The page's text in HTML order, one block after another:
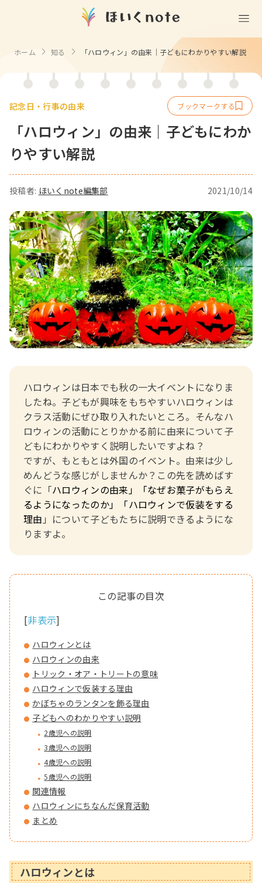
(無料)
戸外遊び・道具なし
ごっこ遊び・室内
自然遊び
隙間時間
伝承遊び
製作
折り紙
コミュニケーション
衛生
役立ち
資格・スキルアップ
童謡・唱歌
その他
挿絵
塗り絵
壁紙
おたより文例
月案
年間カリキュラム
園情報
Books
Goods
クリエイター
ホーム 知る 「ハロウィン」の由来｜子どもにわかりやすい解説
記念日・行事の由来
「ハロウィン」の由来｜子どもにわか
りやすい解説
投稿者: ほいくnote編集部 2021/10/14
ハロウィンは日本でも秋の一大イベントになりま
したね。子どもが興味をもちやすいハロウィンは
クラス活動にぜひ取り入れたいところ。そんなハ
ロウィンの活動にとりかかる前に由来について子
どもにわかりやすく説明したいですよね？
ですが、もともとは外国のイベント。由来は少し
めんどうな感じがしませんか？ この先を読めばす
ぐに「ハロウィンの由来」「なぜお菓子がもらえ
るようになったのか」「ハロウィンで仮装をする
理由 」について子どもたちに説明できるようにな
りますよ。
[非表示]
ハロウィンとは
ハロウィンの由来
トリック・オア・トリートの意味
ハロウィンで仮装する理由
かぼちゃのランタンを飾る理由
子どもへのわかりやすい説明
2歳児への説明
3歳児への説明
4歳児への説明
5歳児への説明
関連情報
ハロウィンにちなんだ保育活動
まとめ
ハロウィンとは